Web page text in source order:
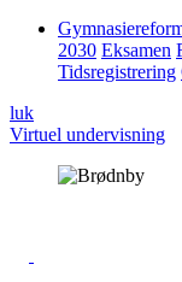
2030 Eksamen
Tidsregistrering
luk
Virtuel undervisning